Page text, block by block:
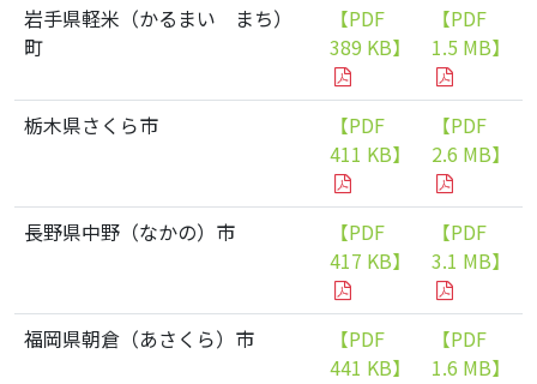
岩手県軽米（かるまい まち）
町
【PDF
389 KB】
【PDF
1.5 MB】
栃木県さくら市
【PDF
411 KB】
【PDF
2.6 MB】
長野県中野（なかの）市
【PDF
417 KB】
【PDF
3.1 MB】
福岡県朝倉（あさくら）市
【PDF
441 KB】
【PDF
1.6 MB】